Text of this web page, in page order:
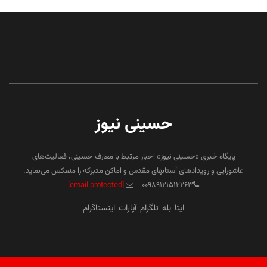
حسینی نیوز
پایگاه خبری «حسینی نیوز» اخبار مرتبط با معارف حسینی، فعالیت‌های
عاشورایی و رویدادهای آستانهای مقدس و اماکن متبرکه را منعکس می‌نماید.
۰۰۹۸۹۱۲۱۵۱۲۲۶۳
[email protected]
ایتا بله تلگرام آپارات اینستاگرام